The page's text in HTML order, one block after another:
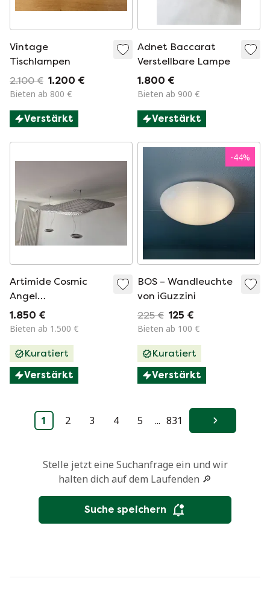
Vintage
Tischlampen
2.100 € 1.200 €
Bieten ab 800 €
Verstärkt
Adnet Baccarat
Verstellbare Lampe
1.800 €
Bieten ab 900 €
Verstärkt
Artimide Cosmic
Angel
Pendelleuchte
1.850 €
Bieten ab 1.500 €
Kuratiert
Verstärkt
-44%
BOS – Wandleuchte
von iGuzzini
225 € 125 €
Bieten ab 100 €
Kuratiert
Verstärkt
1 2 3 4 5 ... 831 Weiter
Stelle jetzt eine Suchanfrage ein und wir
halten dich auf dem Laufenden 🔎
Suche speichern